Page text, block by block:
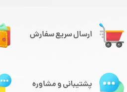
ارسال سریع سفارش
پشتیبانی و مشاوره